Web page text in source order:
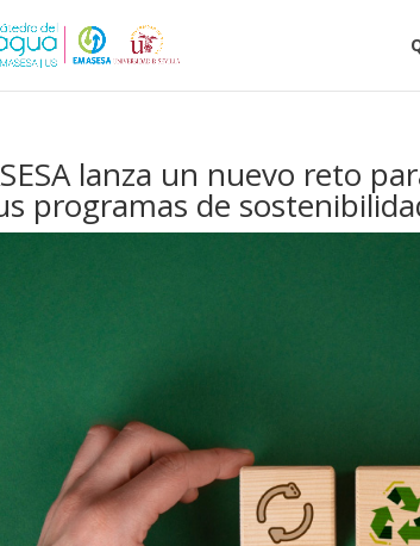
lanza un nuevo reto
programas de